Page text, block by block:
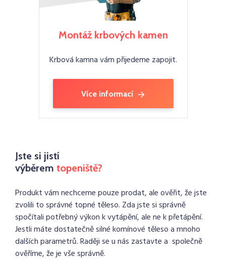
Montáž krbových kamen
Krbová kamna vám přijedeme zapojit.
Více informací
Jste si jistí
výběrem topeniště?
Produkt vám nechceme pouze prodat, ale ověřit, že jste
zvolili to správné topné těleso. Zda jste si správně
spočítali potřebný výkon k vytápění, ale ne k přetápění.
Jestli máte dostatečně silné komínové těleso a mnoho
dalších parametrů. Raději se u nás zastavte a společně
ověříme, že je vše správně.